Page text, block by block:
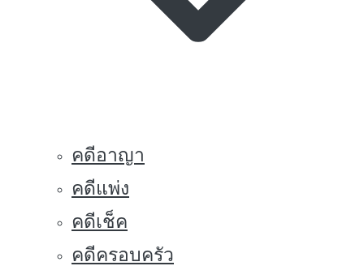
คดีอาญา
คดีแพ่ง
คดีเช็ค
คดีครอบครัว